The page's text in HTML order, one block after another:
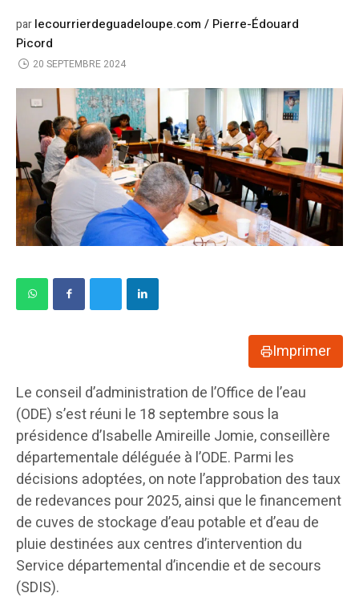
parlecourrierdeguadeloupe.com / Pierre-Édouard
Picord
20 SEPTEMBRE 2024
Imprimer
Le conseil d’administration de l’Office de l’eau
(ODE) s’est réuni le 18 septembre sous la
présidence d’Isabelle Amireille Jomie, conseillère
départementale déléguée à l’ODE. Parmi les
décisions adoptées, on note l’approbation des taux
de redevances pour 2025, ainsi que le financement
de cuves de stockage d’eau potable et d’eau de
pluie destinées aux centres d’intervention du
Service départemental d’incendie et de secours
(SDIS).